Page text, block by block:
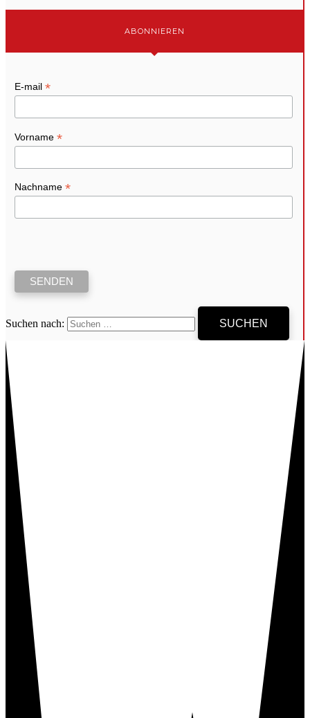
ABONNIEREN
E-mail *
Vorname *
Nachname *
Suchen nach: